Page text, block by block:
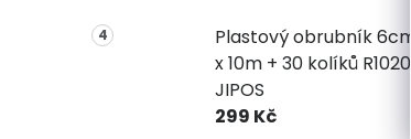
Plastový obrubník 6cm
x 10m + 30 kolíků R1020
JIPOS
299 Kč